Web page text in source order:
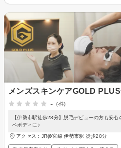
メンズスキンケアGOLD
-
(-件)
【伊勢市駅徒歩28分】脱毛デビューの方も安
ベボディに♪
アクセス：JR参宮線 伊勢市駅 徒歩28分